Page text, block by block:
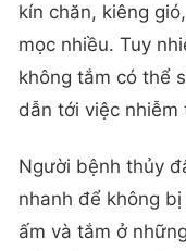
kín chăn, kiêng
mọc nhiều. Tuy
không tắm có thể
dẫn tới việc nhiễm
Người bệnh thủy
nhanh để không
ấm và tắm ở